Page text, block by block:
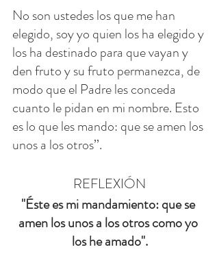
No son ustedes los que me han
elegido, soy yo quien los ha elegido y
los ha destinado para que vayan y
den fruto y su fruto permanezca, de
modo que el Padre les conceda
cuanto le pidan en mi nombre. Esto
es lo que les mando: que se amen los
unos a los otros’’.
REFLEXIÓN
"Éste es mi mandamiento: que se
amen los unos a los otros como yo
los he amado".